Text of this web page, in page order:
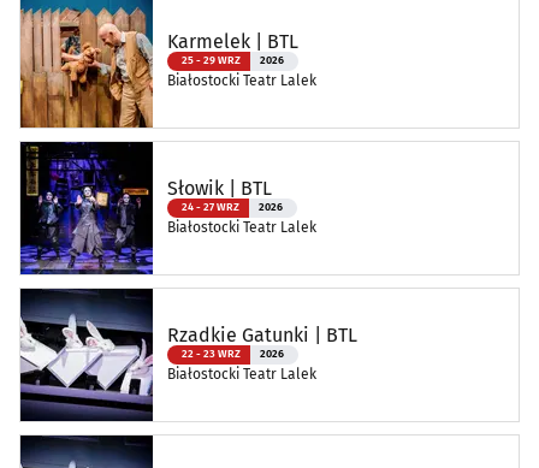
Karmelek | BTL
25 - 29 WRZ 2026
Białostocki Teatr Lalek
Słowik | BTL
24 - 27 WRZ 2026
Białostocki Teatr Lalek
Rzadkie Gatunki | BTL
22 - 23 WRZ 2026
Białostocki Teatr Lalek